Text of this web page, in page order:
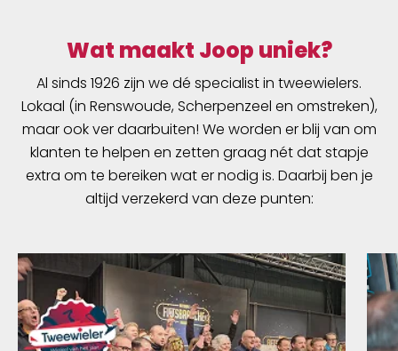
Wat maakt Joop uniek?
Al sinds 1926 zijn we dé specialist in tweewielers.
Lokaal (in Renswoude, Scherpenzeel en omstreken),
maar ook ver daarbuiten! We worden er blij van om
klanten te helpen en zetten graag nét dat stapje
extra om te bereiken wat er nodig is. Daarbij ben je
altijd verzekerd van deze punten: